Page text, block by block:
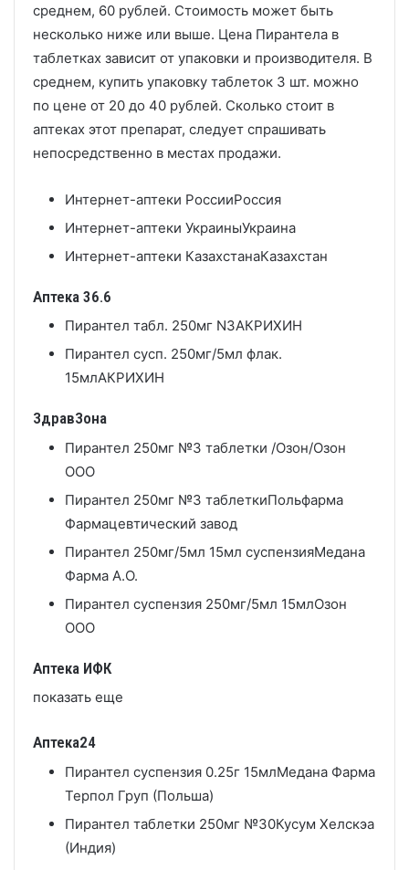
среднем, 60 рублей. Стоимость может быть
несколько ниже или выше. Цена Пирантела в
таблетках зависит от упаковки и производителя. В
среднем, купить упаковку таблеток 3 шт. можно
по цене от 20 до 40 рублей. Сколько стоит в
аптеках этот препарат, следует спрашивать
непосредственно в местах продажи.
Интернет-аптеки РоссииРоссия
Интернет-аптеки УкраиныУкраина
Интернет-аптеки КазахстанаКазахстан
Аптека 36.6
Пирантел табл. 250мг N3АКРИХИН
Пирантел сусп. 250мг/5мл флак.
15млАКРИХИН
ЗдравЗона
Пирантел 250мг №3 таблетки /Озон/Озон
ООО
Пирантел 250мг №3 таблеткиПольфарма
Фармацевтический завод
Пирантел 250мг/5мл 15мл суспензияМедана
Фарма А.О.
Пирантел суспензия 250мг/5мл 15млОзон
ООО
Аптека ИФК
показать еще
Аптека24
Пирантел суспензия 0.25г 15млМедана Фарма
Терпол Груп (Польша)
Пирантел таблетки 250мг №30Кусум Хелскэа
(Индия)